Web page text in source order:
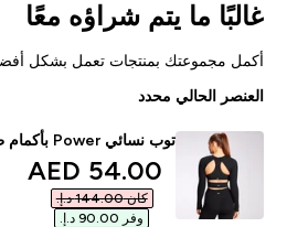
غالبًا ما يتم شراؤه معًا
أكمل مجموعتك بمنتجات تعمل بشكل
العنصر الحالي محدد
توب نسائي Power بأكمام طويلة من MP - أسود - XXS
price
54.00 AED‎
كان ‏144.00 د.إ.‏‎
وفر ‏90.00 د.إ.‏‎